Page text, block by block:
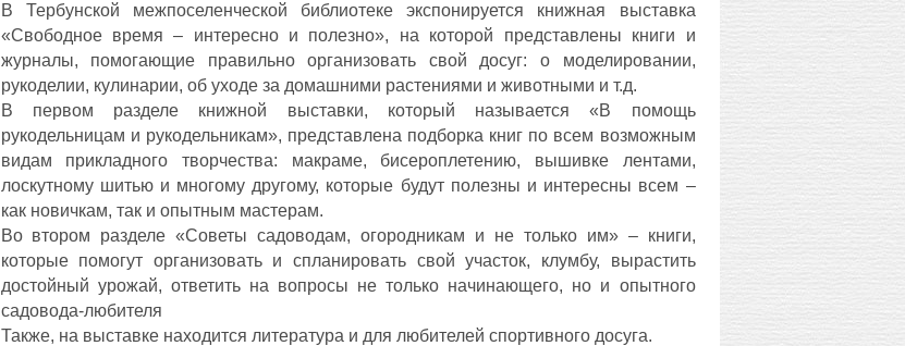
В Тербунской межпоселенческой библиотеке экспонируется книжная выставка
«Свободное время – интересно и полезно», на которой представлены книги и
журналы, помогающие правильно организовать свой досуг: о моделировании,
рукоделии, кулинарии, об уходе за домашними растениями и животными и т.д.
В первом разделе книжной выставки, который называется «В помощь
рукодельницам и рукодельникам», представлена подборка книг по всем возможным
видам прикладного творчества: макраме, бисероплетению, вышивке лентами,
лоскутному шитью и многому другому, которые будут полезны и интересны всем –
как новичкам, так и опытным мастерам.
Во втором разделе «Советы садоводам, огородникам и не только им» – книги,
которые помогут организовать и спланировать свой участок, клумбу, вырастить
достойный урожай, ответить на вопросы не только начинающего, но и опытного
садовода-любителя
Также, на выставке находится литература и для любителей спортивного досуга.